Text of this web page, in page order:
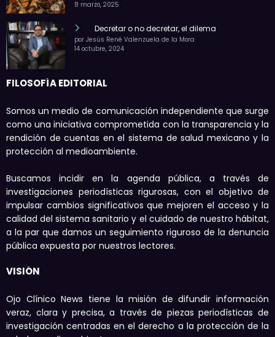
8 marzo, 2025
Decretar o no decretar, el dilema
por Jesús René Valenzuela de la Mora
14 octubre, 2024
FILOSOFÍA EDITORIAL
Somos un medio de comunicación independiente que surge
como una iniciativa comprometida con la transparencia y la
rendición de cuentas en el sistema de salud mexicano y la
protección al medioambiente.
Buscamos incidir en la agenda pública, a través de
investigaciones periodísticas rigurosas, con el objetivo de
impulsar cambios significativos que mejoren el acceso y la
calidad del sistema sanitario y el cuidado de nuestro hábitat,
a la par que damos un seguimiento riguroso de la denuncia
pública expuesta por nuestros lectores.
VISIÓN
Ojo Clínico News tiene la misión de difundir información
veraz, clara y precisa, a través de piezas periodísticas de
investigación centradas en el derecho a la protección de la